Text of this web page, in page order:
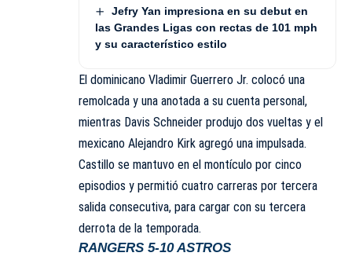
Jefry Yan impresiona en su debut en
las Grandes Ligas con rectas de 101 mph
y su característico estilo
El dominicano Vladimir Guerrero Jr. colocó una
remolcada y una anotada a su cuenta personal,
mientras Davis Schneider produjo dos vueltas y el
mexicano Alejandro Kirk agregó una impulsada.
Castillo se mantuvo en el montículo por cinco
episodios y permitió cuatro carreras por tercera
salida consecutiva, para cargar con su tercera
derrota de la temporada.
RANGERS 5-10 ASTROS